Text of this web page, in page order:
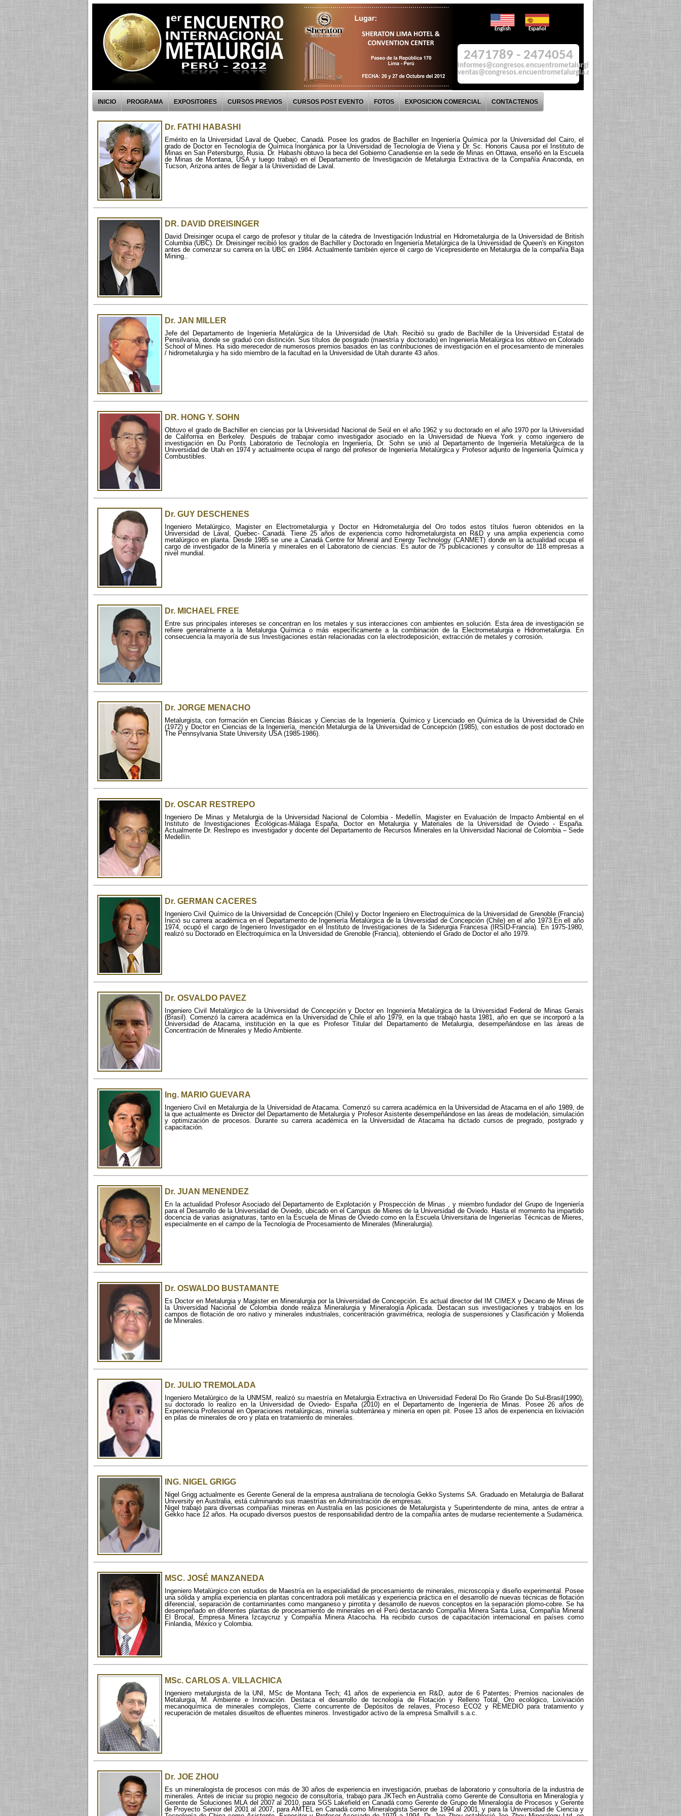
English Español
2471789 - 2474054
informes@congresos.encuentrometalurgia.com
ventas@congresos.encuentrometalurgia.com
INICIO PROGRAMA EXPOSITORES CURSOS PREVIOS CURSOS POST EVENTO FOTOS EXPOSICION COMERCIAL CONTACTENOS
Dr. FATHI HABASHI
Emérito en la Universidad Laval de Quebec, Canadá. Posee los grados de Bachiller en Ingeniería Química por la Universidad del Cairo, el
grado de Doctor en Tecnología de Química Inorgánica por la Universidad de Tecnología de Viena y Dr. Sc. Honoris Causa por el Instituto de
Minas en San Petersburgo, Rusia. Dr. Habashi obtuvo la beca del Gobierno Canadiense en la sede de Minas en Ottawa, enseñó en la Escuela
de Minas de Montana, USA y luego trabajó en el Departamento de Investigación de Metalurgia Extractiva de la Compañía Anaconda, en
Tucson, Arizona antes de llegar a la Universidad de Laval.
DR. DAVID DREISINGER
David Dreisinger ocupa el cargo de profesor y titular de la cátedra de Investigación Industrial en Hidrometalurgia de la Universidad de British
Columbia (UBC). Dr. Dreisinger recibió los grados de Bachiller y Doctorado en Ingeniería Metalúrgica de la Universidad de Queen's en Kingston
antes de comenzar su carrera en la UBC en 1984. Actualmente también ejerce el cargo de Vicepresidente en Metalurgia de la compañía Baja
Mining..
Dr. JAN MILLER
Jefe del Departamento de Ingeniería Metalúrgica de la Universidad de Utah. Recibió su grado de Bachiller de la Universidad Estatal de
Pensilvania, donde se graduó con distinción. Sus títulos de posgrado (maestría y doctorado) en Ingeniería Metalúrgica los obtuvo en Colorado
School of Mines. Ha sido merecedor de numerosos premios basados en las contribuciones de investigación en el procesamiento de minerales
/ hidrometalurgia y ha sido miembro de la facultad en la Universidad de Utah durante 43 años.
DR. HONG Y. SOHN
Obtuvo el grado de Bachiller en ciencias por la Universidad Nacional de Seúl en el año 1962 y su doctorado en el año 1970 por la Universidad
de California en Berkeley. Después de trabajar como investigador asociado en la Universidad de Nueva York y como ingeniero de
investigación en Du Ponts Laboratorio de Tecnología en Ingeniería, Dr. Sohn se unió al Departamento de Ingeniería Metalúrgica de la
Universidad de Utah en 1974 y actualmente ocupa el rango del profesor de Ingeniería Metalúrgica y Profesor adjunto de Ingeniería Química y
Combustibles.
Dr. GUY DESCHENES
Ingeniero Metalúrgico, Magister en Electrometalurgia y Doctor en Hidrometalurgia del Oro todos estos títulos fueron obtenidos en la
Universidad de Laval, Quebec- Canadá. Tiene 25 años de experiencia como hidrometalurgista en R&D y una amplia experiencia como
metalúrgico en planta. Desde 1985 se une a Canadá Centre for Mineral and Energy Technology (CANMET) donde en la actualidad ocupa el
cargo de investigador de la Minería y minerales en el Laboratorio de ciencias. Es autor de 75 publicaciones y consultor de 118 empresas a
nivel mundial.
Dr. MICHAEL FREE
Entre sus principales intereses se concentran en los metales y sus interacciones con ambientes en solución. Esta área de investigación se
refiere generalmente a la Metalurgia Química o más específicamente a la combinación de la Electrometalurgia e Hidrometalurgia. En
consecuencia la mayoría de sus Investigaciones están relacionadas con la electrodeposición, extracción de metales y corrosión.
Dr. JORGE MENACHO
Metalurgista, con formación en Ciencias Básicas y Ciencias de la Ingeniería. Químico y Licenciado en Química de la Universidad de Chile
(1972) y Doctor en Ciencias de la Ingeniería, mención Metalurgia de la Universidad de Concepción (1985), con estudios de post doctorado en
The Pennsylvania State University USA (1985-1986).
Dr. OSCAR RESTREPO
Ingeniero De Minas y Metalurgia de la Universidad Nacional de Colombia - Medellín, Magister en Evaluación de Impacto Ambiental en el
Instituto de Investigaciones Ecológicas-Málaga España, Doctor en Metalurgia y Materiales de la Universidad de Oviedo - España.
Actualmente Dr. Restrepo es investigador y docente del Departamento de Recursos Minerales en la Universidad Nacional de Colombia – Sede
Medellín.
Dr. GERMAN CACERES
Ingeniero Civil Químico de la Universidad de Concepción (Chile) y Doctor Ingeniero en Electroquímica de la Universidad de Grenoble (Francia)
Inició su carrera académica en el Departamento de Ingeniería Metalúrgica de la Universidad de Concepción (Chile) en el año 1973.En ell año
1974, ocupó el cargo de Ingeniero Investigador en el Instituto de Investigaciones de la Siderurgia Francesa (IRSID-Francia). En 1975-1980,
realizó su Doctorado en Electroquímica en la Universidad de Grenoble (Francia), obteniendo el Grado de Doctor el año 1979.
Dr. OSVALDO PAVEZ
Ingeniero Civil Metalúrgico de la Universidad de Concepción y Doctor en Ingeniería Metalúrgica de la Universidad Federal de Minas Gerais
(Brasil). Comenzó la carrera académica en la Universidad de Chile el año 1979, en la que trabajó hasta 1981, año en que se incorporó a la
Universidad de Atacama, institución en la que es Profesor Titular del Departamento de Metalurgia, desempeñándose en las áreas de
Concentración de Minerales y Medio Ambiente.
Ing. MARIO GUEVARA
Ingeniero Civil en Metalurgia de la Universidad de Atacama. Comenzó su carrera académica en la Universidad de Atacama en el año 1989, de
la que actualmente es Director del Departamento de Metalurgia y Profesor Asistente desempeñándose en las áreas de modelación, simulación
y optimización de procesos. Durante su carrera académica en la Universidad de Atacama ha dictado cursos de pregrado, postgrado y
capacitación.
Dr. JUAN MENENDEZ
En la actualidad Profesor Asociado del Departamento de Explotación y Prospección de Minas , y miembro fundador del Grupo de Ingeniería
para el Desarrollo de la Universidad de Oviedo, ubicado en el Campus de Mieres de la Universidad de Oviedo. Hasta el momento ha impartido
docencia de varias asignaturas, tanto en la Escuela de Minas de Oviedo como en la Escuela Universitaria de Ingenierías Técnicas de Mieres,
especialmente en el campo de la Tecnología de Procesamiento de Minerales (Mineralurgia).
Dr. OSWALDO BUSTAMANTE
Es Doctor en Metalurgia y Magister en Mineralurgia por la Universidad de Concepción. Es actual director del IM CIMEX y Decano de Minas de
la Universidad Nacional de Colombia donde realiza Mineralurgia y Mineralogía Aplicada. Destacan sus investigaciones y trabajos en los
campos de flotación de oro nativo y minerales industriales, concentración gravimétrica, reología de suspensiones y Clasificación y Molienda
de Minerales.
Dr. JULIO TREMOLADA
Ingeniero Metalúrgico de la UNMSM, realizó su maestría en Metalurgia Extractiva en Universidad Federal Do Rio Grande Do Sul-Brasil(1990),
su doctorado lo realizo en la Universidad de Oviedo- España (2010) en el Departamento de Ingeniería de Minas. Posee 26 años de
Experiencia Profesional en Operaciones metalúrgicas, minería subterránea y minería en open pit. Posee 13 años de experiencia en lixiviación
en pilas de minerales de oro y plata en tratamiento de minerales.
ING. NIGEL GRIGG
Nigel Grigg actualmente es Gerente General de la empresa australiana de tecnología Gekko Systems SA. Graduado en Metalurgia de Ballarat
University en Australia, está culminando sus maestrías en Administración de empresas.
Nigel trabajó para diversas compañías mineras en Australia en las posiciones de Metalurgista y Superintendente de mina, antes de entrar a
Gekko hace 12 años. Ha ocupado diversos puestos de responsabilidad dentro de la compañía antes de mudarse recientemente a Sudamérica.
MSC. JOSÉ MANZANEDA
Ingeniero Metalúrgico con estudios de Maestría en la especialidad de procesamiento de minerales, microscopía y diseño experimental. Posee
una sólida y amplia experiencia en plantas concentradora poli metálicas y experiencia práctica en el desarrollo de nuevas técnicas de flotación
diferencial, separación de contaminantes como manganeso y pirrotita y desarrollo de nuevos conceptos en la separación plomo-cobre. Se ha
desempeñado en diferentes plantas de procesamiento de minerales en el Perú destacando Compañía Minera Santa Luisa, Compañía Mineral
El Brocal, Empresa Minera Izcaycruz y Compañía Minera Atacocha. Ha recibido cursos de capacitación internacional en países como
Finlandia, México y Colombia.
MSc. CARLOS A. VILLACHICA
Ingeniero metalurgista de la UNI, MSc de Montana Tech; 41 años de experiencia en R&D, autor de 6 Patentes; Premios nacionales de
Metalurgia, M. Ambiente e Innovación. Destaca el desarrollo de tecnología de Flotación y Relleno Total, Oro ecológico, Lixiviación
mecanoquímica de minerales complejos, Cierre concurrente de Depósitos de relaves, Proceso ECO2 y REMEDIO para tratamiento y
recuperación de metales disueltos de efluentes mineros. Investigador activo de la empresa Smallvill s.a.c.
Dr. JOE ZHOU
Es un mineralogista de procesos con más de 30 años de experiencia en investigación, pruebas de laboratorio y consultoría de la industria de
minerales. Antes de iniciar su propio negocio de consultoría, trabajo para JKTech en Australia como Gerente de Consultoria en Mineralogía y
Gerente de Soluciones MLA del 2007 al 2010, para SGS Lakefield en Canadá como Gerente de Grupo de Mineralogía de Procesos y Gerente
de Proyecto Senior del 2001 al 2007, para AMTEL en Canadá como Mineralogista Senior de 1994 al 2001, y para la Universidad de Ciencia y